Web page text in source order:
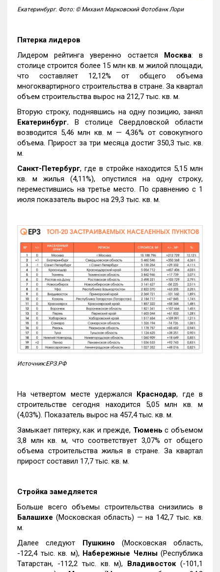
Екатеринбург. Фото: © Михаил Марковский Фотобанк Лори
Пятерка лидеров
Лидером рейтинга уверенно остается Москва: в
столице строится более 15 млн кв. м жилой площади,
что составляет 12,12% от общего объема
многоквартирного строительства в стране. За квартал
объем строительства вырос на 212,7 тыс. кв. м.
Вторую строку, поднявшись на одну позицию, занял
Екатеринбург. В столице Свердловской области
возводится 5,46 млн кв. м — 4,36% от совокупного
объема. Прирост за три месяца достиг 350,3 тыс. кв.
м.
Санкт-Петербург, где в стройке находится 5,15 млн
кв. м жилья (4,11%), опустился на одну строку,
переместившись на третье место. По сравнению с 1
июля показатель вырос на 29,3 тыс. кв. м.
Источник:ЕРЗ.РФ
На четвертом месте удержался Краснодар, где в
строительстве сегодня находится 5,05 млн кв. м
(4,03%). Показатель вырос на 457,4 тыс. кв. м.
Замыкает пятерку, как и прежде, Тюмень с объемом
3,8 млн кв. м, что соответствует 3,07% от общего
объема строительства жилья в стране. За квартал
прирост составил 17,7 тыс. кв. м.
Стройка замедляется
Больше всего объемы строительства снизились в
Балашихе (Московская область) — на 142,7 тыс. кв.
м.
Далее следуют Пушкино (Московская область,
-122,4 тыс. кв. м), Набережные Челны(Республика
Татарстан, -112,2 тыс. кв. м), Владивосток(-101,1